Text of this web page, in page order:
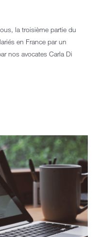
la troisième partie du
en France par un
nos avocates Carla Di